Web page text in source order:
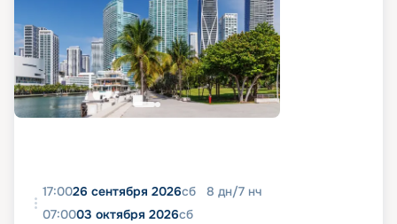
17:0026 сентября 2026сб 8 дн/7 нч
07:0003 октября 2026сб